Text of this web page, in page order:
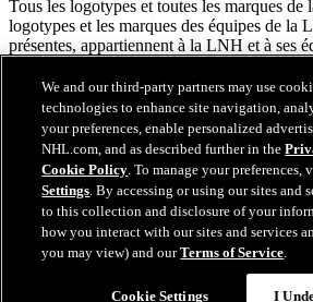
Tous les logotypes et toutes les marques
logotypes et les marques des équipes de la
présentes, appartiennent à la LNH et à ses
Enterprises, L.P. © LNH 2026. Tous droits
chandails d'équipe de la LNH personnalisés
joueurs de la LNH et leurs numéros sont
de la LNH et de l'AJLNH. Le mot servant
configuration de la surfaceuse Zamboni sont
commerce déposées de Frank J. Zamboni
Zamboni & Co., Inc. 2026. Tous droits
déposée ou tout droit d'auteur d'une tierce
leurs auteurs respectifs. Tous droits réservés.
We and our third-party partners may use
technologies to enhance site navigation,
your preferences, enable personalized
NHL.com, and as described further in the
Cookie Policy. To manage your preferences,
Settings. By accessing or using our sites and
to this collection and disclosure of your
how you interact with our sites and services
you may view) and ourTerms of Service.
Cookie Settings I